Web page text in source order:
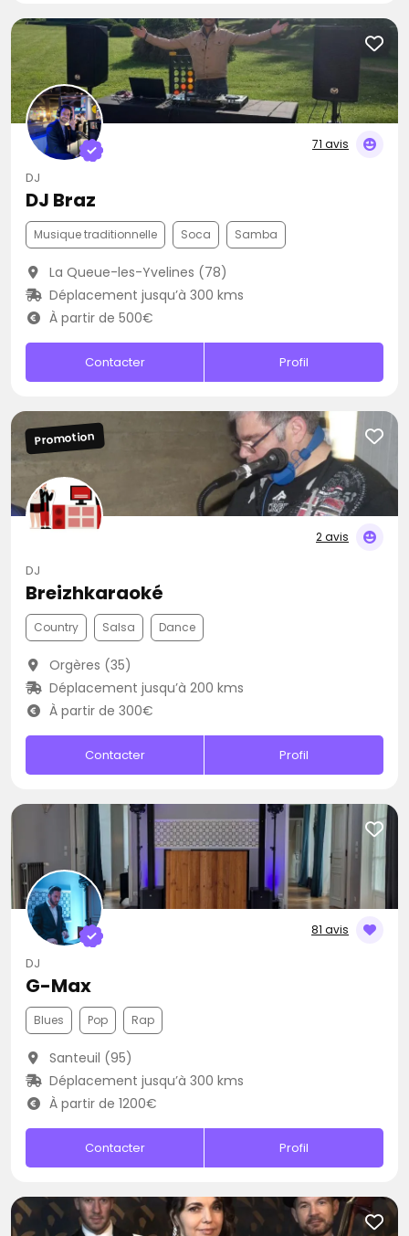
71 avis
DJ
DJ Braz
Musique traditionnelle Soca Samba
La Queue-les-Yvelines (78)
Déplacement jusqu’à 300 kms
À partir de 500€
Contacter Profil
2 avis
Promotion
DJ
Breizhkaraoké
Country Salsa Dance
Orgères (35)
Déplacement jusqu’à 200 kms
À partir de 300€
Contacter Profil
81 avis
DJ
G-Max
Blues Pop Rap
Santeuil (95)
Déplacement jusqu’à 300 kms
À partir de 1200€
Contacter Profil